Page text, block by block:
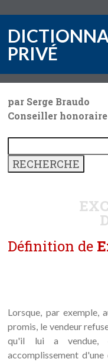
PRIVÉ
par Serge Braudo
Conseiller
Définition de
Lorsque, par exemple,
promis, le vendeur
qu'il lui a vendue,
accomplissement